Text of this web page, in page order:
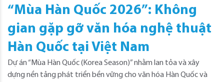
“Mùa Hàn Quốc 2026”: Không
gian gặp gỡ văn hóa nghệ thuật
Hàn Quốc tại Việt Nam
Dự án “Mùa Hàn Quốc (Korea Season)” nhằm lan tỏa và xây
dựng nền tảng phát triển bền vững cho văn hóa Hàn Quốc và